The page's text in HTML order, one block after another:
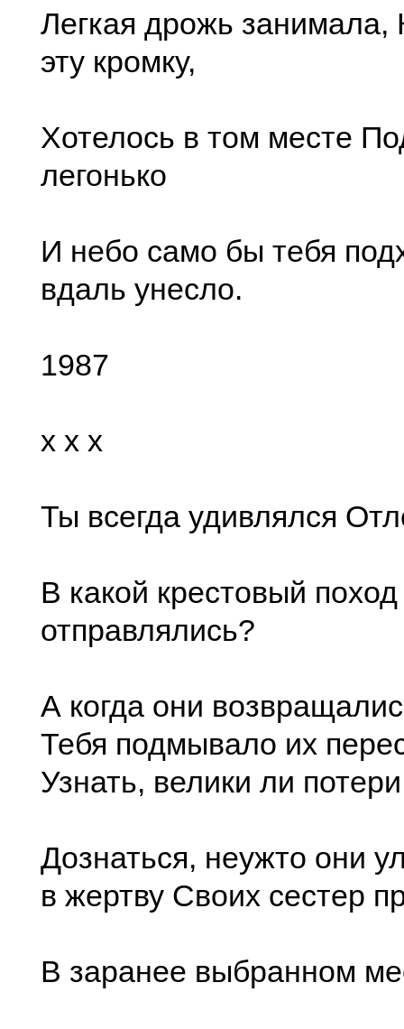
Легкая дрожь занимала,
эту кромку,
Хотелось в том месте
легонько
И небо само бы тебя
вдаль унесло.
1987
x x x
Ты всегда удивлялся
В какой крестовый
отправлялись?
А когда они
Тебя подмывало их
Узнать, велики ли
Дознаться, неужто они
в жертву Своих сестер
В заранее выбранном